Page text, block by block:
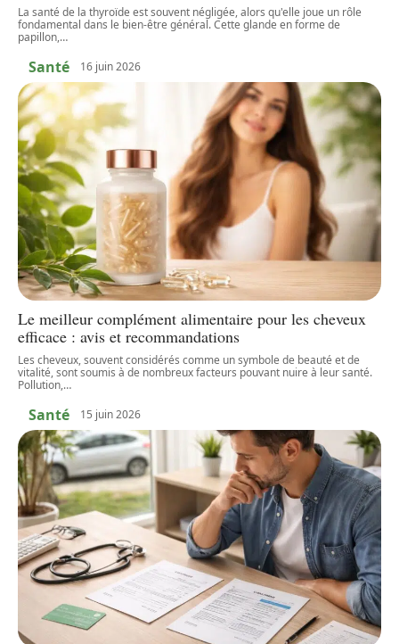
La santé de la thyroïde est souvent négligée, alors qu'elle joue un rôle
fondamental dans le bien-être général. Cette glande en forme de
papillon,…
Santé 16 juin 2026
Le meilleur complément alimentaire pour les cheveux
efficace : avis et recommandations
Les cheveux, souvent considérés comme un symbole de beauté et de
vitalité, sont soumis à de nombreux facteurs pouvant nuire à leur santé.
Pollution,…
Santé 15 juin 2026